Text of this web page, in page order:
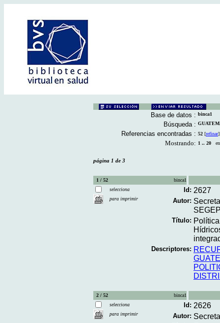
Base de datos : binca1
Búsqueda :
Referencias encontradas : 52 [refinar]
Mostrando: 1 .. 20 en
página 1 de 3
1 / 52
binca1
selecciona
para imprimir
Id: 2627
Autor:
Título:
Descriptores:
2 / 52
binca1
selecciona
para imprimir
Id: 2626
Autor: